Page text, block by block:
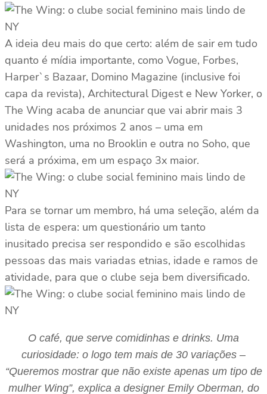
A ideia deu mais do que certo: além de sair em tudo
quanto é mídia importante, como Vogue, Forbes,
Harper`s Bazaar, Domino Magazine (inclusive foi
capa da revista), Architectural Digest e New Yorker, o
The Wing acaba de anunciar que vai abrir mais 3
unidades nos próximos 2 anos – uma em
Washington, uma no Brooklin e outra no Soho, que
será a próxima, em um espaço 3x maior.
Para se tornar um membro, há uma seleção, além da
lista de espera: um questionário um tanto
inusitado precisa ser respondido e são escolhidas
pessoas das mais variadas etnias, idade e ramos de
atividade, para que o clube seja bem diversificado.
O café, que serve comidinhas e drinks. Uma
curiosidade: o logo tem mais de 30 variações –
“Queremos mostrar que não existe apenas um tipo de
mulher Wing”, explica a designer Emily Oberman, do